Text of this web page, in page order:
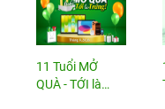
11 Tuổi MỞ
QUÀ - TỚI là